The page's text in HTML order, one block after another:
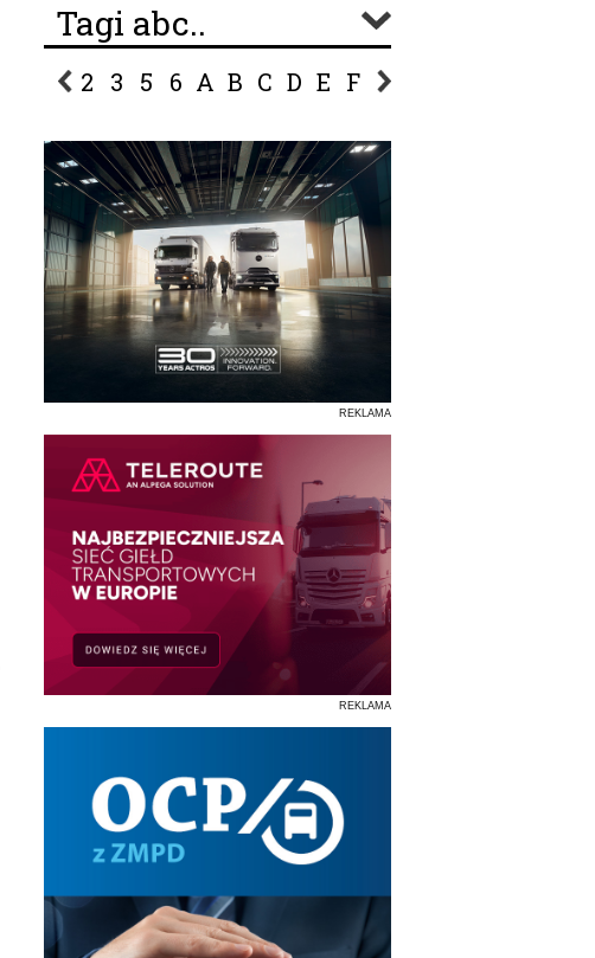
Tagi abc..
2 3 5 6 A B C D E F G
REKLAMA
REKLAMA